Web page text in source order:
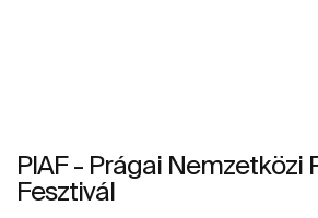
PIAF - Prágai Nemzetközi
Fesztivál